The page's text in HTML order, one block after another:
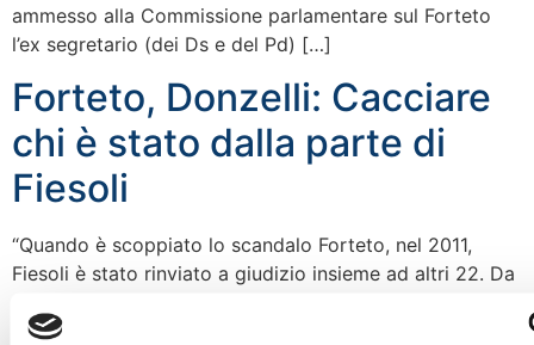
ammesso alla Commissione parlamentare sul Forteto
l’ex segretario (dei Ds e del Pd) […]
Forteto, Donzelli: Cacciare
chi è stato dalla parte di
Fiesoli
“Quando è scoppiato lo scandalo Forteto, nel 2011,
Fiesoli è stato rinviato a giudizio insieme ad altri 22. Da
vittime e chi da quella dei carnefici. Coloro i quali,